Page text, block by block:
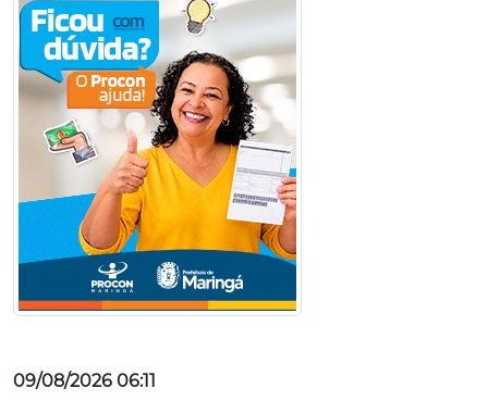
09/08/2026 06:11